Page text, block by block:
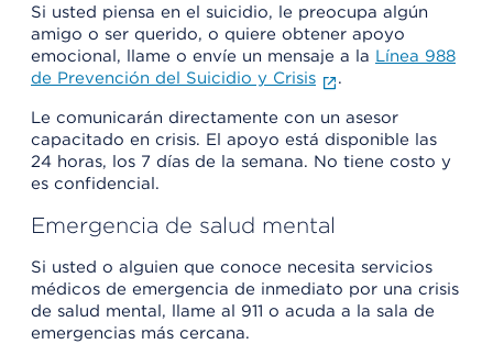
Si usted piensa en el suicidio, le preocupa algún
amigo o ser querido, o quiere obtener apoyo
emocional, llame o envíe un mensaje a la Línea 988
de Prevención del Suicidio y Crisis
.
Le comunicarán directamente con un asesor
capacitado en crisis. El apoyo está disponible las
24 horas, los 7 días de la semana. No tiene costo y
es confidencial.
Emergencia de salud mental
Si usted o alguien que conoce necesita servicios
médicos de emergencia de inmediato por una crisis
de salud mental, llame al 911 o acuda a la sala de
emergencias más cercana.